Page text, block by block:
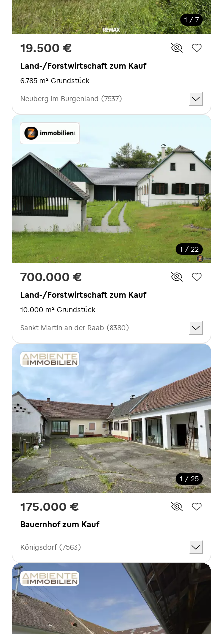
1 / 7
19.500 €
Land-/Forstwirtschaft zum Kauf
6.785 m² Grundstück
Neuberg im Burgenland (7537)
1 / 22
700.000 €
Land-/Forstwirtschaft zum Kauf
10.000 m² Grundstück
Sankt Martin an der Raab (8380)
1 / 25
175.000 €
Bauernhof zum Kauf
Königsdorf (7563)